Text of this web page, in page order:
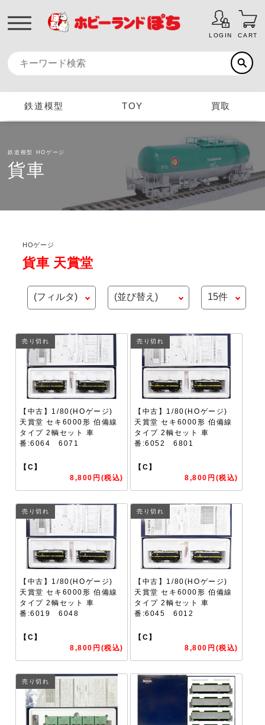
LOGIN CART
鉄道模型 TOY 買取
鉄道模型 HOゲージ
貨車
HOゲージ
貨車 天賞堂
売り切れ
【中古】1/80(HOゲージ)
天賞堂 セキ6000形 伯備線
タイプ 2輌セット 車
番:6064 6071
【C】
8,800円(税込)
売り切れ
【中古】1/80(HOゲージ)
天賞堂 セキ6000形 伯備線
タイプ 2輌セット 車
番:6052 6801
【C】
8,800円(税込)
売り切れ
【中古】1/80(HOゲージ)
天賞堂 セキ6000形 伯備線
タイプ 2輌セット 車
番:6019 6048
【C】
8,800円(税込)
売り切れ
【中古】1/80(HOゲージ)
天賞堂 セキ6000形 伯備線
タイプ 2輌セット 車
番:6045 6012
【C】
8,800円(税込)
売り切れ